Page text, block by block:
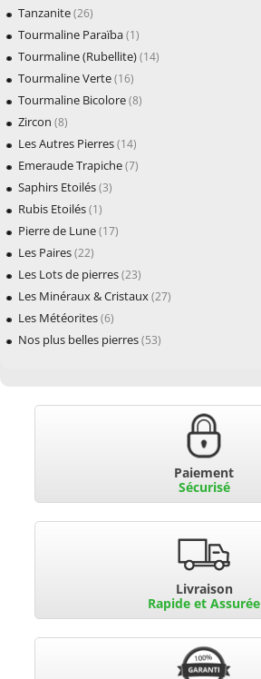
Tanzanite(26)
Tourmaline Paraïba(1)
Tourmaline (Rubellite)(14)
Tourmaline Verte(16)
Tourmaline Bicolore(8)
Zircon (8)
Les Autres Pierres(14)
Emeraude Trapiche(7)
Saphirs Etoilés(3)
Rubis Etoilés(1)
Pierre de Lune(17)
Les Paires(22)
Les Lots de pierres(23)
Les Minéraux & Cristaux(27)
Les Météorites(6)
Nos plus belles pierres(53)
Paiement
Sécurisé
Livraison
Rapide et Assurée